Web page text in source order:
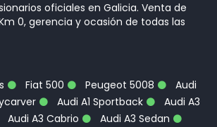
oficiales en Galicia. Venta de
0, gerencia y ocasión de todas las
Fiat 500 Peugeot 5008
Audi
Audi A1 Sportback
Audi A3
Audi A3 Cabrio
Audi A3 Sedan